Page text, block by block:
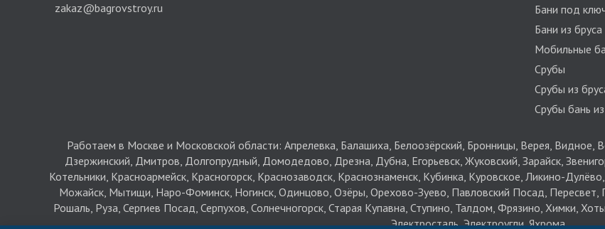
zakaz@bagrovstroy.ru
Бани под
Бани из бруса
Мобильные
Срубы
Срубы из
Срубы бань
Работаем в Москве и Московской области: Апрелевка, Балашиха, Белоозёрский, Бронницы, Верея, Видное,
Дзержинский, Дмитров, Долгопрудный, Домодедово, Дрезна, Дубна, Егорьевск, Жуковский, Зарайск,
Котельники, Красноармейск, Красногорск, Краснозаводск, Краснознаменск, Кубинка, Куровское, Ликино-
Можайск, Мытищи, Наро-Фоминск, Ногинск, Одинцово, Озёры, Орехово-Зуево, Павловский Посад,
Рошаль, Руза, Сергиев Посад, Серпухов, Солнечногорск, Старая Купавна, Ступино, Талдом, Фрязино, Химки,
Электросталь, Электроугли, Яхрома